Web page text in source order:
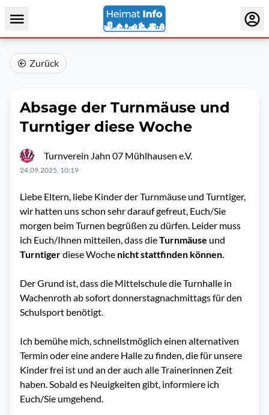
Zurück
Absage der Turnmäuse und
Turntiger diese Woche
Turnverein Jahn 07 Mühlhausen e.V.
24.09.2025, 10:19
Liebe Eltern, liebe Kinder der Turnmäuse und Turntiger,
wir hatten uns schon sehr darauf gefreut, Euch/Sie
morgen beim Turnen begrüßen zu dürfen. Leider muss
ich Euch/Ihnen mitteilen, dass dieTurnmäuse und
Turntigerdiese Woche nicht stattfinden können.
Der Grund ist, dass die Mittelschule die Turnhalle in
Wachenroth ab sofort donnerstagnachmittags für den
Schulsport benötigt.
Ich bemühe mich, schnellstmöglich einen alternativen
Termin oder eine andere Halle zu finden, die für unsere
Kinder frei ist und an der auch alle Trainerinnen Zeit
haben. Sobald es Neuigkeiten gibt, informiere ich
Euch/Sie umgehend.